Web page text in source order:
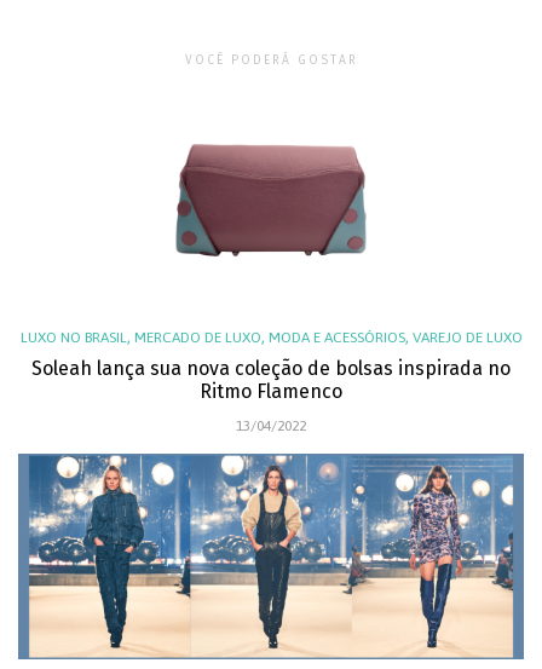
VOCÊ PODERÁ GOSTAR
LUXO NO BRASIL, MERCADO DE LUXO, MODA E ACESSÓRIOS, VAREJO DE LUXO
Soleah lança sua nova coleção de bolsas inspirada no
Ritmo Flamenco
13/04/2022